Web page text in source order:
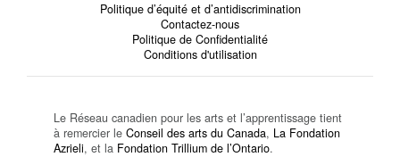
Politique d’équité et d’antidiscrimination
Contactez-nous
Politique de Confidentialité
Conditions d'utilisation
Le Réseau canadien pour les arts et l’apprentissage tient
à remercier le Conseil des arts du Canada, La Fondation
Azrieli, et la Fondation Trillium de l’Ontario.